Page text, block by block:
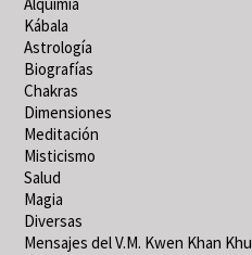
Alquimia
Kábala
Astrología
Biografías
Chakras
Dimensiones
Meditación
Misticismo
Salud
Magia
Diversas
Mensajes del V.M. Kwen Khan Khu